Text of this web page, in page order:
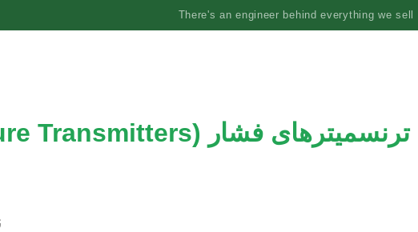
There's an engineer behind everything we sell
ترنسمیترهای فشار (Pressure Transmitters)